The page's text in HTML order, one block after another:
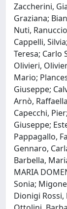
Zaccherini,
Graziana;
Nuti,
Cappelli,
Teresa; Carlo
Olivieri,
Mario;
Giuseppe;
Arnò,
Capecchi,
Giuseppe;
Pappagallo,
Gennaro,
Barbella,
MARIA
Sonia;
Dionigi